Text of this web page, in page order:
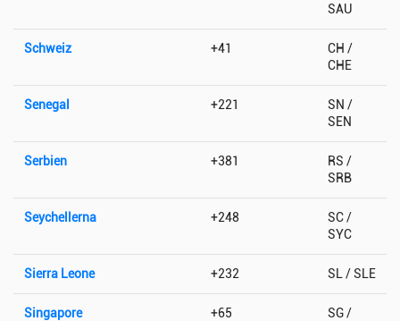
SAU
Schweiz +41
CH /
CHE
Senegal +221
SN /
SEN
Serbien +381
RS /
SRB
Seychellerna +248
SC /
SYC
Sierra Leone +232 SL / SLE
Singapore +65
SG /